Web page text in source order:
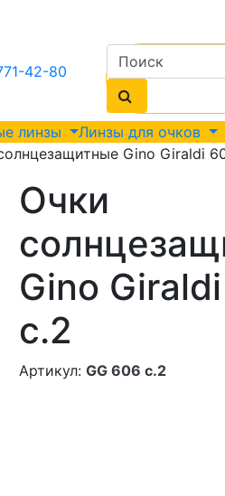
42-80
линзы
Линзы для очков
Gino Giraldi
Очки
Gino
c.2
Артикул: GG 606 c.2